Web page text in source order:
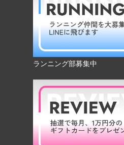
ランニング部募集中